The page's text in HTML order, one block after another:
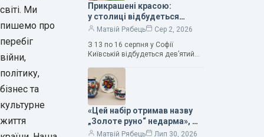
світі. Ми
пишемо про
перебіг
війни,
політику,
бізнес та
культурне
життя
Прикрашені красою:
у столиці відбудеться
дев’ятий фестиваль
Матвій Рябець
Сер 2, 2026
З 13 по 16 серпня у Софії
Київській відбудеться дев’ятий
мистецтв Bouquet Kyiv Stage. Ця
подія традиційно…
«Цей набір отримав назву
„Золоте руно“ недарма», —
колекціонерка Людмила
Матвій Рябець Лип 30, 2026